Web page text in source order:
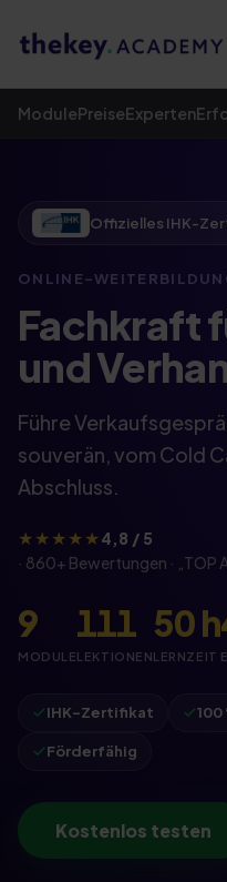
ModulePreiseExperten
Offizielles IHK-
ONLINE-
Fachkraft
und
Führe
souverän, vom Cold
Abschluss.
★★★★★4,8 / 5
· 860+ Bewertungen · „ TOP
9
MODULE
111
LEKTIONEN
50h
LERNZEIT
IHK-Zertifikat 100
Förderfähig
Kostenlos testen